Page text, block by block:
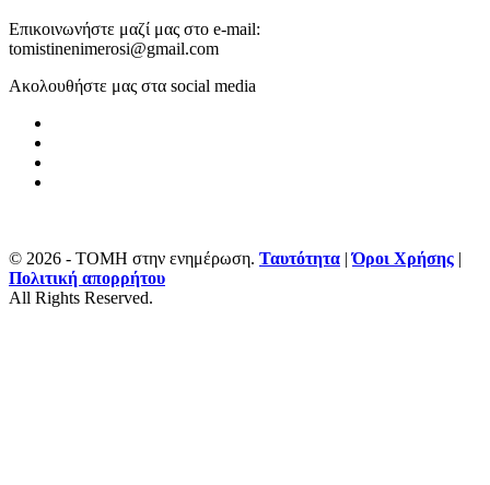
Επικοινωνήστε μαζί μας στο e-mail:
tomistinenimerosi@gmail.com
Ακολουθήστε μας στα social media
© 2026 - ΤΟΜΗ στην ενημέρωση. Ταυτότητα |Όροι Χρήσης |
Πολιτική απορρήτου
All Rights Reserved.